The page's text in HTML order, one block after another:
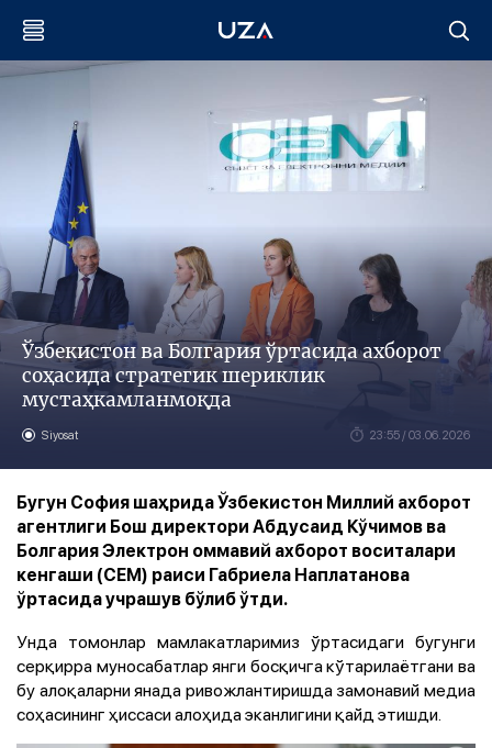
Ўзбекистон ва Болгария ўртасида ахборот
соҳасида стратегик шериклик
мустаҳкамланмоқда
Siyosat 23:55 / 03.06.2026
Бугун София шаҳрида Ўзбекистон Миллий ахборот
агентлиги Бош директори Абдусаид Кўчимов ва
Болгария Электрон оммавий ахборот воситалари
кенгаши (CEM) раиси Габриела Наплатанова
ўртасида учрашув бўлиб ўтди.
Унда томонлар мамлакатларимиз ўртасидаги бугунги
серқирра муносабатлар янги босқичга кўтарилаётгани ва
бу алоқаларни янада ривожлантиришда замонавий медиа
соҳасининг ҳиссаси алоҳида эканлигини қайд этишди.